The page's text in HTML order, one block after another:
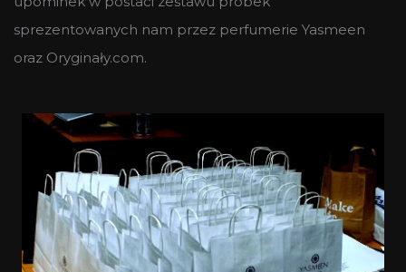
sprezentowanych nam przez perfumerie Yasmeen
oraz Oryginały.com.